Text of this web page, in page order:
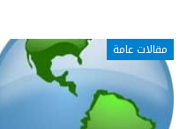
مقالات عامة